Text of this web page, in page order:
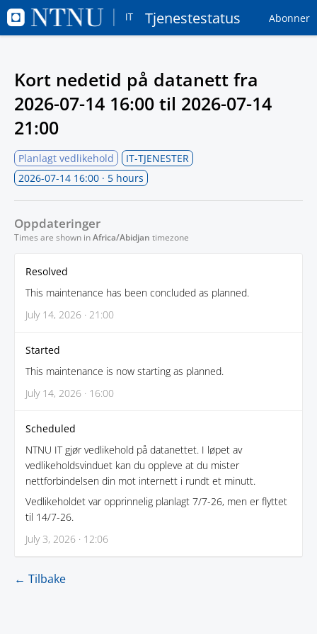
Tjenestestatus Abonner
Kort nedetid på datanett fra
2026-07-14 16:00 til 2026-07-14
21:00
Planlagt vedlikehold
IT-TJENESTER
2026-07-14 16:00 · 5 hours
Oppdateringer
Times are shown inAfrica/Abidjan timezone
Resolved
This maintenance has been concluded as planned.
July 14, 2026 · 21:00
Started
This maintenance is now starting as planned.
July 14, 2026 · 16:00
Scheduled
NTNU IT gjør vedlikehold på datanettet. I løpet av
vedlikeholdsvinduet kan du oppleve at du mister
nettforbindelsen din mot internett i rundt et minutt.
Vedlikeholdet var opprinnelig planlagt 7/7-26, men er flyttet
til 14/7-26.
July 3, 2026 · 12:06
← Tilbake